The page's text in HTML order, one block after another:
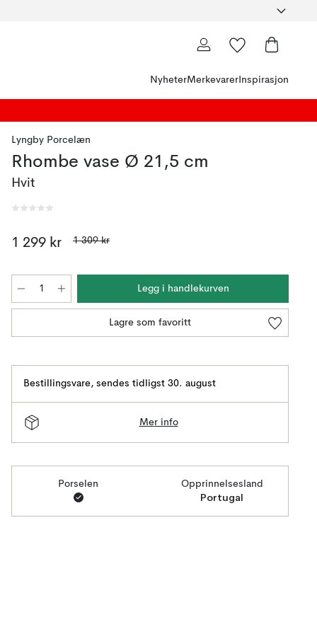
NyheterMerkevarer Inspirasjon
Lyngby Porcelæn
Rhombe vase Ø 21,5 cm
Hvit
1 299 kr 1 309 kr
Legg i handlekurven
Lagre som favoritt
Bestillingsvare, sendes tidligst 30. august
Mer info
Porselen Opprinnelsesland
Portugal